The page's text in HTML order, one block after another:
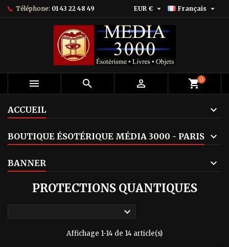
Téléphone: 01 43 22 48 49 Français 
EUR € 
   shopping_cart0
ACCUEIL
BOUTIQUE ÉSOTÉRIQUE MÉDIA 3000 - PARIS
BANNER
PROTECTIONS QUANTIQUES

Affichage 1-14 de 14 article(s)